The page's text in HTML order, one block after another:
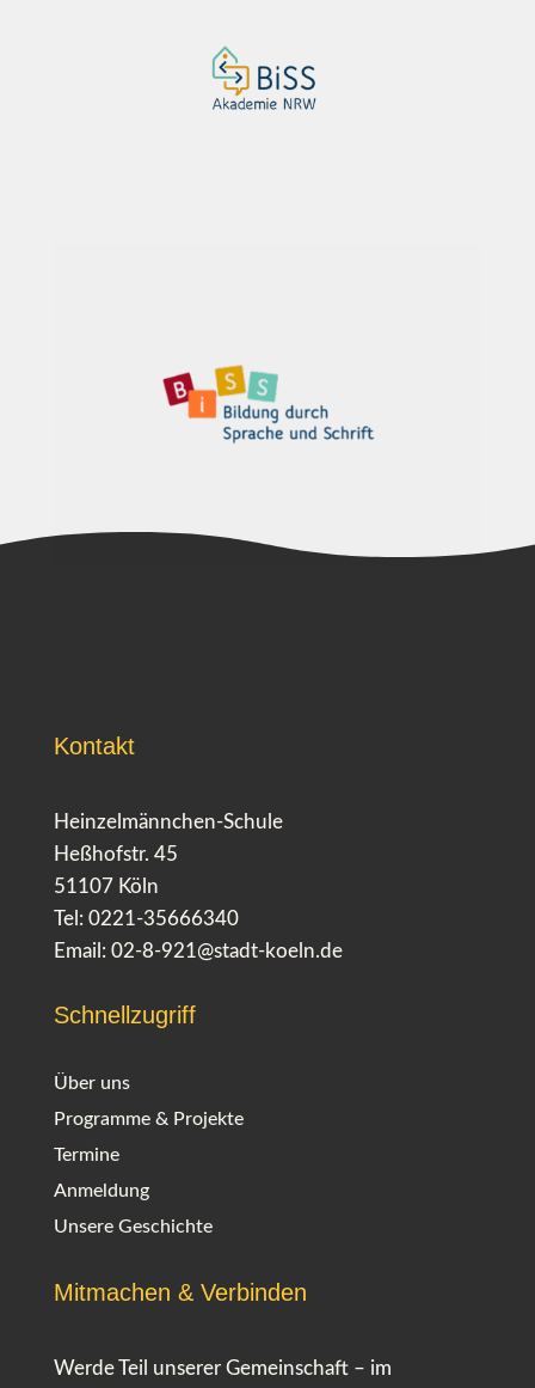
Kontakt
Heinzelmännchen-Schule
Heßhofstr. 45
51107 Köln
Tel: 0221-35666340
Email: 02-8-921@stadt-koeln.de
Schnellzugriff
Über uns
Programme & Projekte
Termine
Anmeldung
Unsere Geschichte
Mitmachen & Verbinden
Werde Teil unserer Gemeinschaft – im